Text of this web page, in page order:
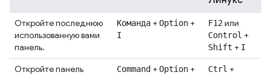
Откройте последнюю
использованную вами
панель.
Команда +Option +
I
F12 или
Control +
Shift + I
Откройте панель
Command +Option + Ctrl +